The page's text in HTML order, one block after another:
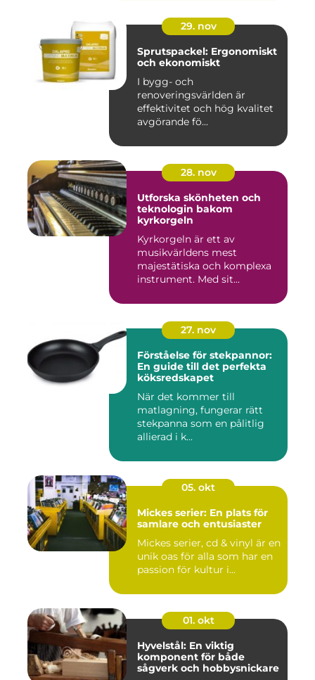
29. nov
Sprutspackel: Ergonomiskt
och ekonomiskt
I bygg- och
renoveringsvärlden är
effektivitet och hög kvalitet
avgörande fö...
28. nov
Utforska skönheten och
teknologin bakom
kyrkorgeln
Kyrkorgeln är ett av
musikvärldens mest
majestätiska och komplexa
instrument. Med sit...
27. nov
Förståelse för stekpannor:
En guide till det perfekta
köksredskapet
När det kommer till
matlagning, fungerar rätt
stekpanna som en pålitlig
allierad i k...
05. okt
Mickes serier: En plats för
samlare och entusiaster
Mickes serier, cd & vinyl är en
unik oas för alla som har en
passion för kultur i...
01. okt
Hyvelstål: En viktig
komponent för både
sågverk och hobbysnickare